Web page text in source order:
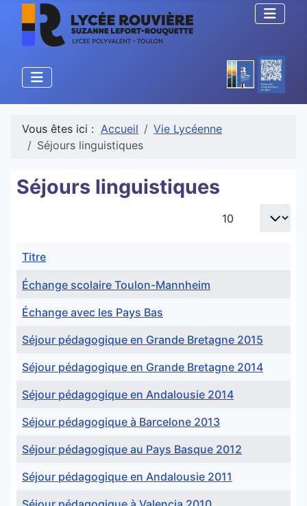
Vous êtes ici : Accueil
Vie Lycéenne
Séjours linguistiques
Séjours linguistiques
Afficher #
Titre
Échange scolaire Toulon-Mannheim
Échange avec les Pays Bas
Séjour pédagogique en Grande Bretagne 2015
Séjour pédagogique en Grande Bretagne 2014
Séjour pédagogique en Andalousie 2014
Séjour pédagogique à Barcelone 2013
Séjour pédagogique au Pays Basque 2012
Séjour pédagogique en Andalousie 2011